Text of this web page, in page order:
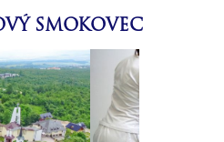
SMOKOVEC